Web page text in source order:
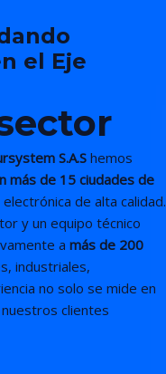
el Eje
S.A.S hemos
más de 15 ciudades de
de alta calidad.
y un equipo técnico
a más de 200
industriales,
no solo se mide en
clientes